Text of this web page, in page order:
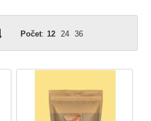
Počet: 12 24 36